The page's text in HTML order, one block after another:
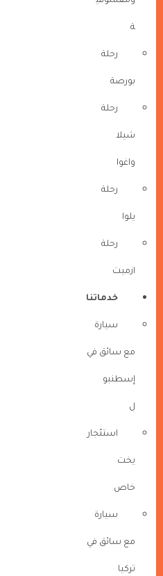
ة
رحلة
بورصة
رحلة
شيلا
واغوا
رحلة
يلوا
رحلة
ازميت
خدماتنا
سيارة
مع سائق في
إسطنبو
ل
استئجار
يخت
خاص
سيارة
مع سائق في
تركيا